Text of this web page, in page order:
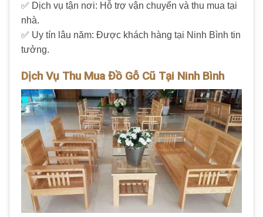
✅ Dịch vụ tận nơi: Hỗ trợ vận chuyển và thu mua tại
nhà.
✅ Uy tín lâu năm: Được khách hàng tại Ninh Bình tin
tưởng.
Dịch Vụ Thu Mua Đồ Gỗ Cũ Tại Ninh Bình